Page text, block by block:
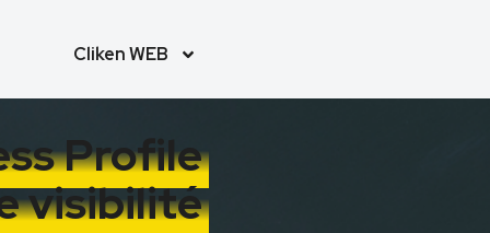
Cliken WEB
Profile
visibilité